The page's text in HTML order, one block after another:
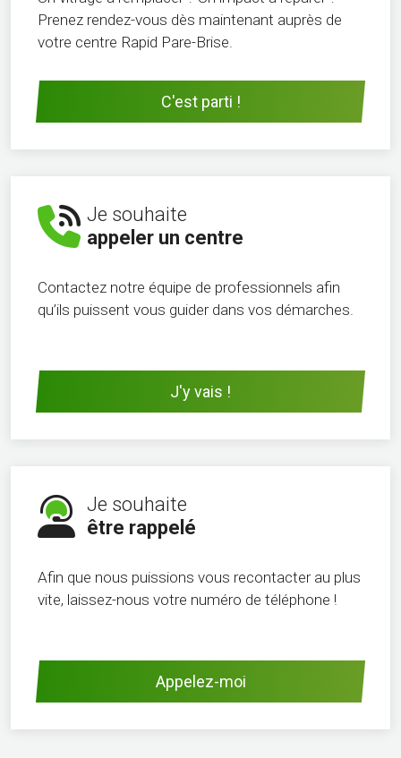
Prenez rendez-vous dès maintenant auprès de
votre centre Rapid Pare-Brise.
C'est parti !
Je souhaite
appeler un centre
Contactez notre équipe de professionnels afin
qu’ils puissent vous guider dans vos démarches.
J'y vais !
Je souhaite
être rappelé
Afin que nous puissions vous recontacter au plus
vite, laissez-nous votre numéro de téléphone !
Appelez-moi